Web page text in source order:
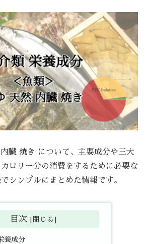
臓 焼き について、主要成分や三大
ロリー分の消費をするために必要な
シンプルにまとめた情報です。
目次
養成分